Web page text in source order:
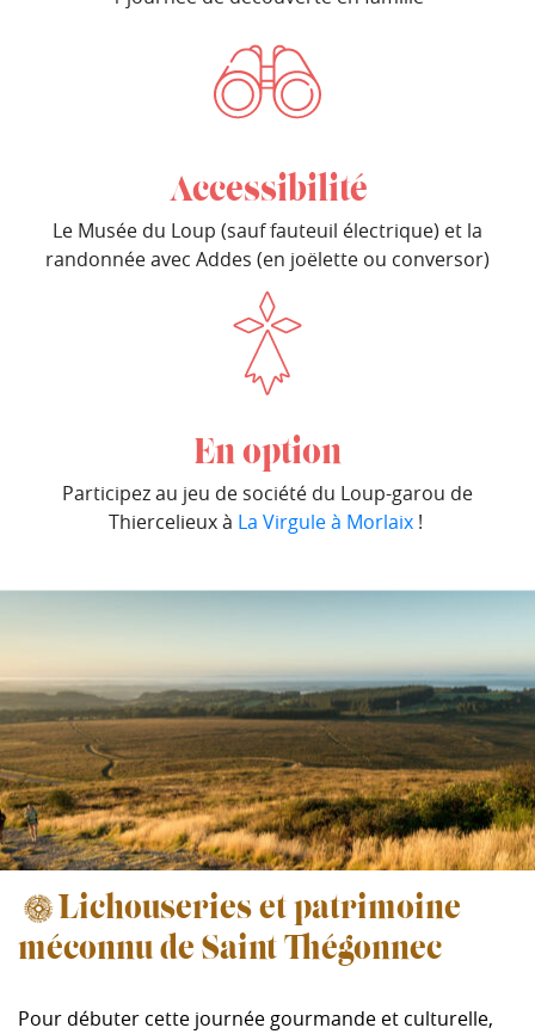
Accessibilité
Le Musée du Loup (sauf fauteuil électrique) et la
randonnée avec Addes (en joëlette ou conversor)
En option
Participez au jeu de société du Loup-garou de
Thiercelieux à La Virgule à Morlaix!
Lichouseries et patrimoine
méconnu de Saint-Thégonnec
Pour débuter cette journée gourmande et culturelle,